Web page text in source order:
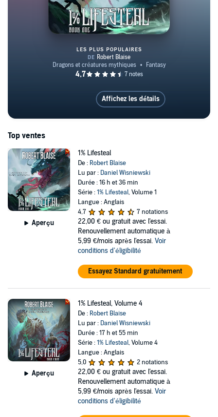
1% Lifesteal
LES PLUS POPULAIRES
Affichez les détails
Top ventes
Aperçu
1% Lifesteal
De : Robert Blaise
Lu par : Daniel Wisniewski
Durée : 16 h et 36 min
Série :1% Lifesteal, Volume 1
Langue : Anglais
4,7
7 notations
22,00 € ou gratuit avec l'essai.
Renouvellement automatique à
5,99 €/mois après l'essai. Voir
conditions d'éligibilité
Essayez Standard gratuitement
Aperçu
1% Lifesteal, Volume 4
De : Robert Blaise
Lu par : Daniel Wisniewski
Durée : 17 h et 55 min
Série :1% Lifesteal, Volume 4
Langue : Anglais
5,0
2 notations
22,00 € ou gratuit avec l'essai.
Renouvellement automatique à
5,99 €/mois après l'essai. Voir
conditions d'éligibilité